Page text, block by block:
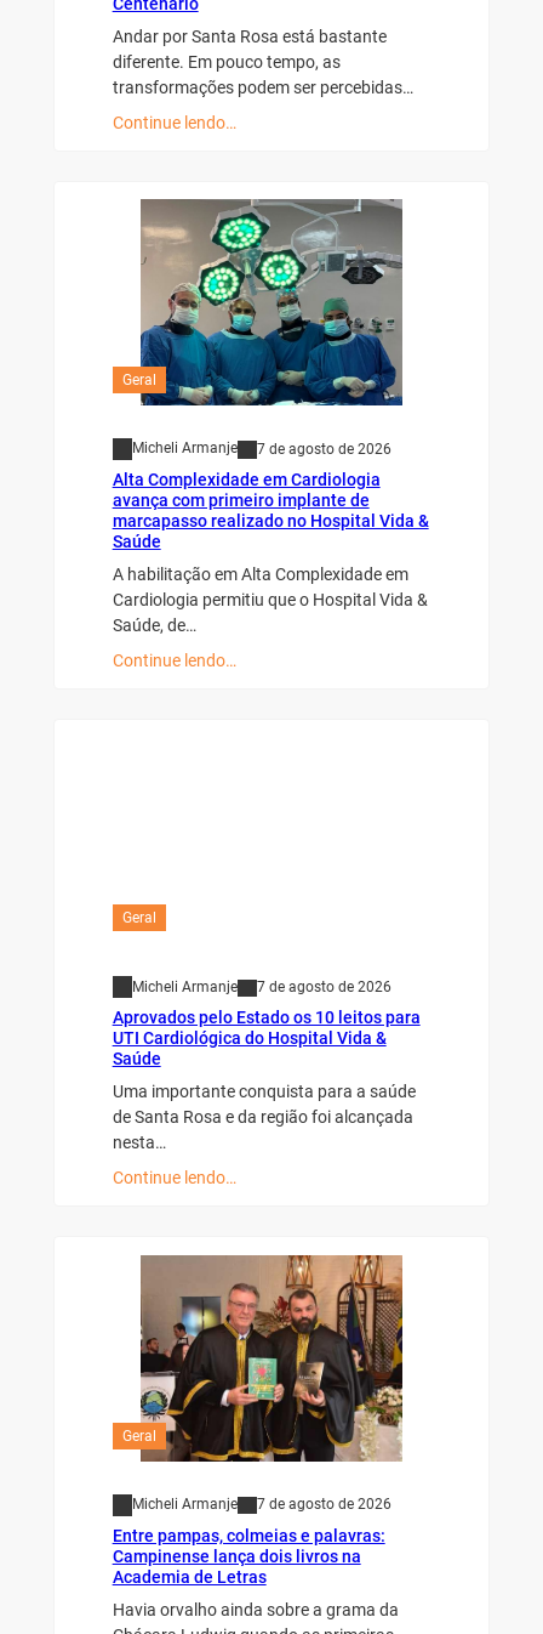
diferente. Em pouco tempo, as
transformações podem ser percebidas…
Geral
Micheli Armanje
Alta Complexidade em Cardiologia
avança com primeiro implante de
marcapasso realizado no Hospital Vida &
Saúde
Cardiologia permitiu que o Hospital Vida &
Saúde, de…
Geral
Micheli Armanje
UTI Cardiológica do Hospital Vida &
Saúde
de Santa Rosa e da região foi alcançada
Geral
Micheli Armanje
Entre pampas, colmeias e palavras:
Campinense lança dois livros na
Academia de Letras
Chácara Ludwig quando as primeiras